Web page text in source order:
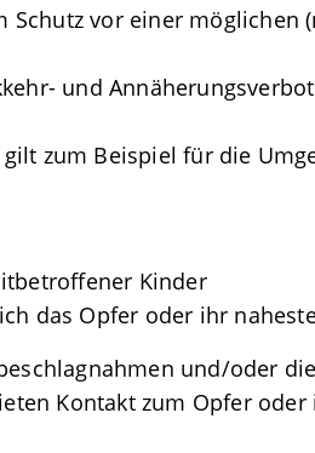
vor einer möglichen
und
zum Beispiel für die
Kinder
das Opfer oder ihr
und/oder
Kontakt zum Opfer